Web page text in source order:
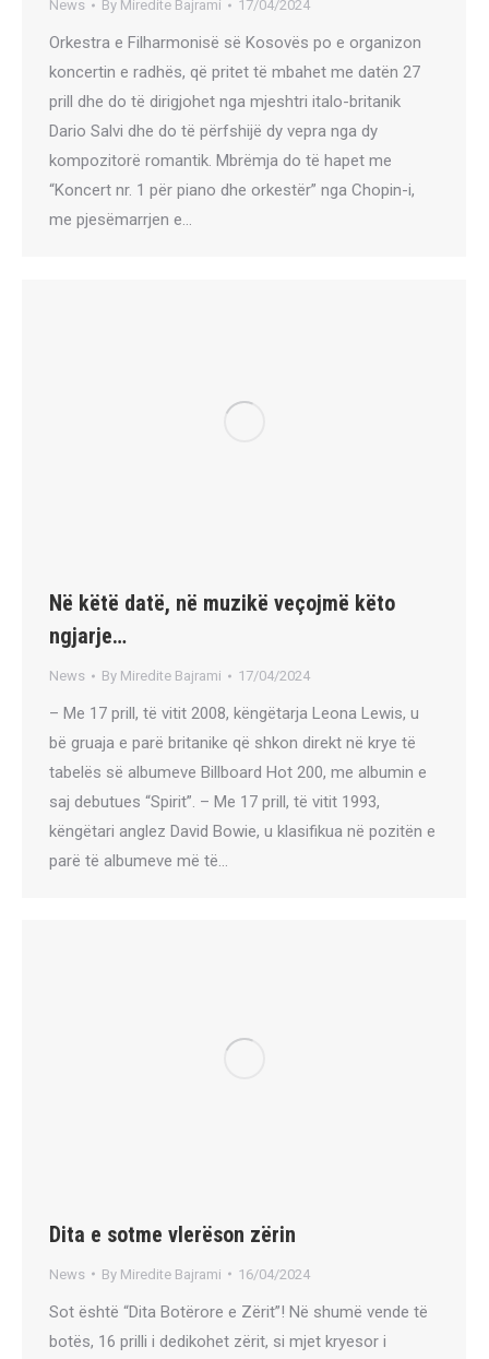
News By Miredite Bajrami 17/04/2024
Orkestra e Filharmonisë së Kosovës po e organizon
koncertin e radhës, që pritet të mbahet me datën 27
prill dhe do të dirigjohet nga mjeshtri italo-britanik
Dario Salvi dhe do të përfshijë dy vepra nga dy
kompozitorë romantik. Mbrëmja do të hapet me
“Koncert nr. 1 për piano dhe orkestër” nga Chopin-i,
me pjesëmarrjen e…
Në këtë datë, në muzikë veçojmë këto
ngjarje…
News By Miredite Bajrami 17/04/2024
– Me 17 prill, të vitit 2008, këngëtarja Leona Lewis, u
bë gruaja e parë britanike që shkon direkt në krye të
tabelës së albumeve Billboard Hot 200, me albumin e
saj debutues “Spirit”. – Me 17 prill, të vitit 1993,
këngëtari anglez David Bowie, u klasifikua në pozitën e
parë të albumeve më të…
Dita e sotme vlerëson zërin
News By Miredite Bajrami 16/04/2024
Sot është “Dita Botërore e Zërit”! Në shumë vende të
botës, 16 prilli i dedikohet zërit, si mjet kryesor i